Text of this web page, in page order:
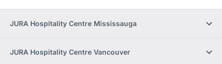
JURA Hospitality Centre Mississauga
JURA Hospitality Centre Vancouver